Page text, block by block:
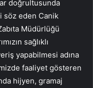
doğrultusunda
söz eden Canik
Müdürlüğü
sağlıklı
yapabilmesi adına
faaliyet gösteren
hijyen, gramaj